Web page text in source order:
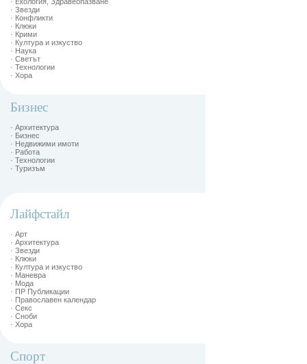
· Звезди
· Конфликти
· Клюки
· Крими
· Култура и изкуство
· Наука
· Светът
· Технологии
· Хора
Бизнес
· Архитектура
· Бизнес
· Недвижими имоти
· Работа
· Технологии
· Туризъм
Лайфстайл
· Арт
· Архитектура
· Звезди
· Клюки
· Култура и изкуство
· Маневра
· Мода
· ПР Публикации
· Православен календар
· Секс
· Сноби
· Хора
Спорт